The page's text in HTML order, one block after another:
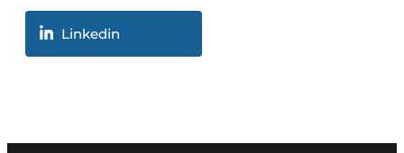
Linkedin